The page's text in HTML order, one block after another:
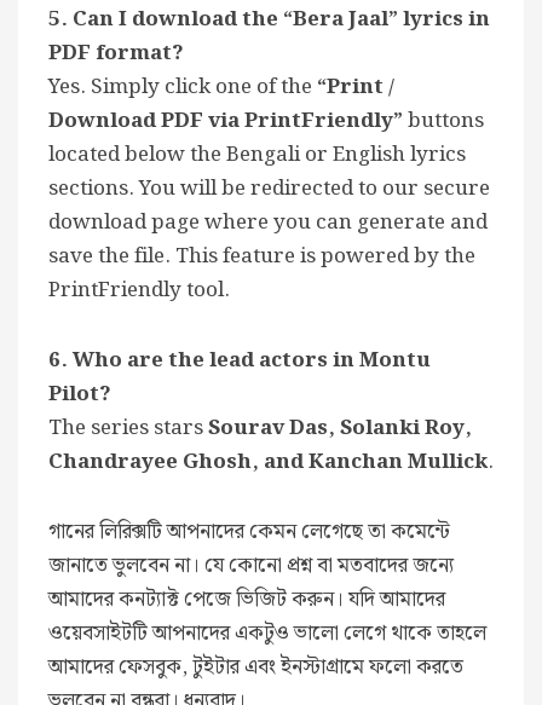
5. Can I download the “Bera Jaal” lyrics in
PDF format?
Yes. Simply click one of the “Print /
Download PDF via PrintFriendly”buttons
located below the Bengali or English lyrics
sections. You will be redirected to our secure
download page where you can generate and
save the file. This feature is powered by the
PrintFriendly tool.
6. Who are the lead actors in Montu
Pilot?
The series starsSourav Das, Solanki Roy,
Chandrayee Ghosh, and Kanchan Mullick.
গানের লিরিক্সটি আপনাদের কেমন লেগেছে তা কমেন্টে
জানাতে ভুলবেন না। যে কোনো প্রশ্ন বা মতবাদের জন্যে
আমাদের কনট্যাক্ট পেজে ভিজিট করুন। যদি আমাদের
ওয়েবসাইটটি আপনাদের একটুও ভালো লেগে থাকে তাহলে
আমাদের ফেসবুক, টুইটার এবং ইনস্টাগ্রামে ফলো করতে